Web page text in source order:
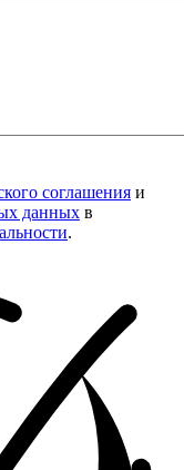
соглашения и
данных в
.